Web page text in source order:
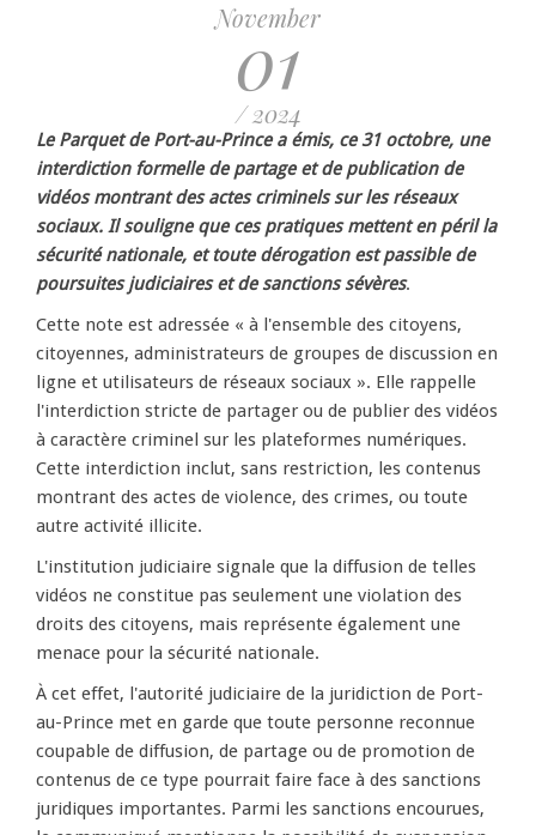
November
01
/ 2024
Le Parquet de Port-au-Prince a émis, ce 31 octobre, une
interdiction formelle de partage et de publication de
vidéos montrant des actes criminels sur les réseaux
sociaux. Il souligne que ces pratiques mettent en péril la
sécurité nationale, et toute dérogation est passible de
poursuites judiciaires et de sanctions sévères.
Cette note est adressée « à l'ensemble des citoyens,
citoyennes, administrateurs de groupes de discussion en
ligne et utilisateurs de réseaux sociaux ». Elle rappelle
l'interdiction stricte de partager ou de publier des vidéos
à caractère criminel sur les plateformes numériques.
Cette interdiction inclut, sans restriction, les contenus
montrant des actes de violence, des crimes, ou toute
autre activité illicite.
L'institution judiciaire signale que la diffusion de telles
vidéos ne constitue pas seulement une violation des
droits des citoyens, mais représente également une
menace pour la sécurité nationale.
À cet effet, l'autorité judiciaire de la juridiction de Port-
au-Prince met en garde que toute personne reconnue
coupable de diffusion, de partage ou de promotion de
contenus de ce type pourrait faire face à des sanctions
juridiques importantes. Parmi les sanctions encourues,